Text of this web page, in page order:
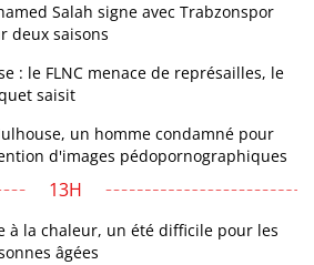
Salah signe avec Trabzonspor
deux saisons
: le FLNC menace de représailles, le
saisit
un homme condamné pour
d'images pédopornographiques
13H
à la chaleur, un été difficile pour les
âgées